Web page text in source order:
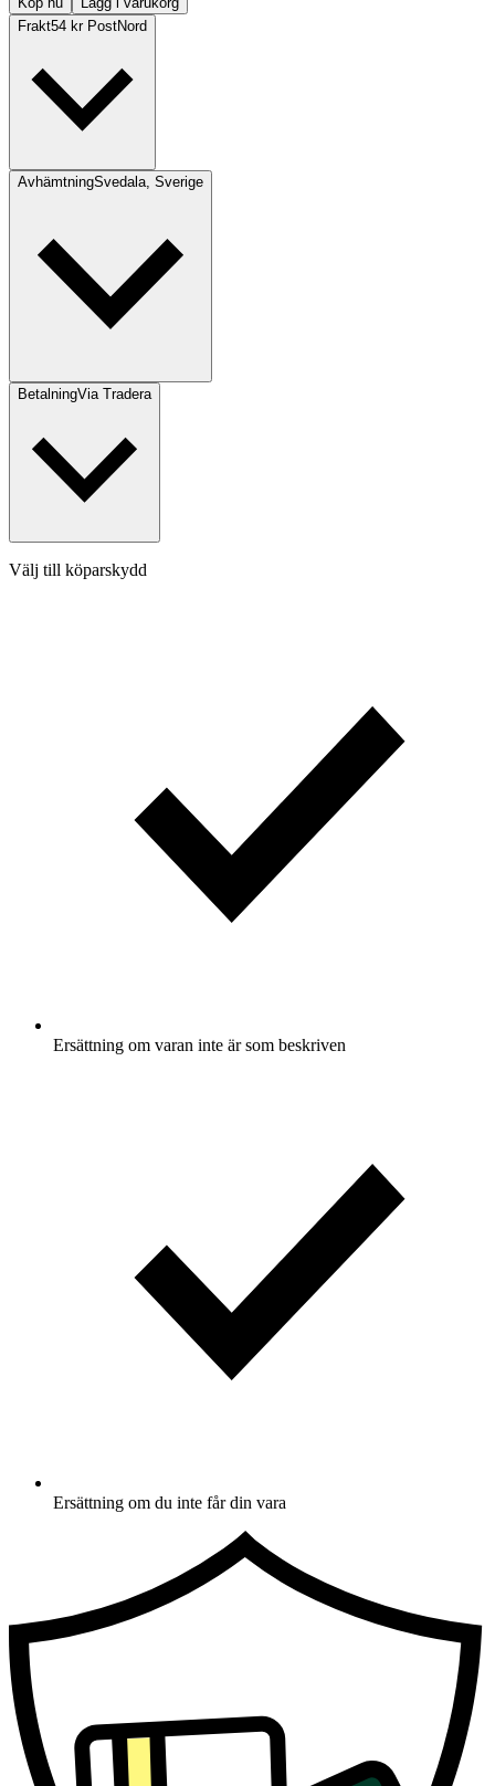
Frakt54 kr PostNord
AvhämtningSvedala, Sverige
BetalningVia Tradera
Välj till köparskydd
Ersättning om varan inte är som beskriven
Ersättning om du inte får din vara